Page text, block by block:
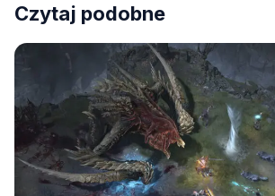
Czytaj podobne